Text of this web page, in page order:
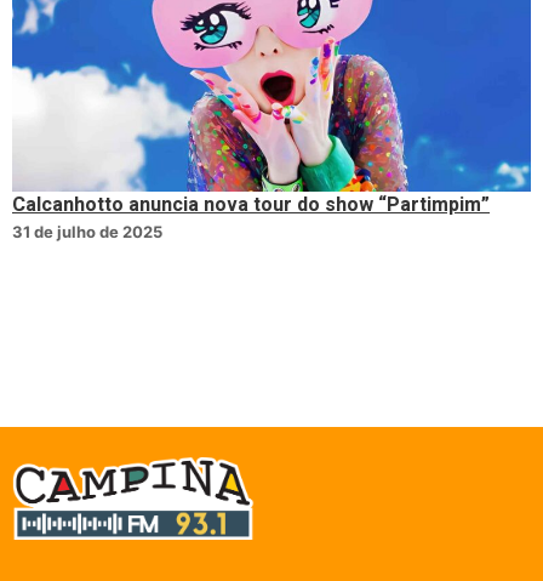
Calcanhotto anuncia nova tour do show “Partimpim”
31 de julho de 2025